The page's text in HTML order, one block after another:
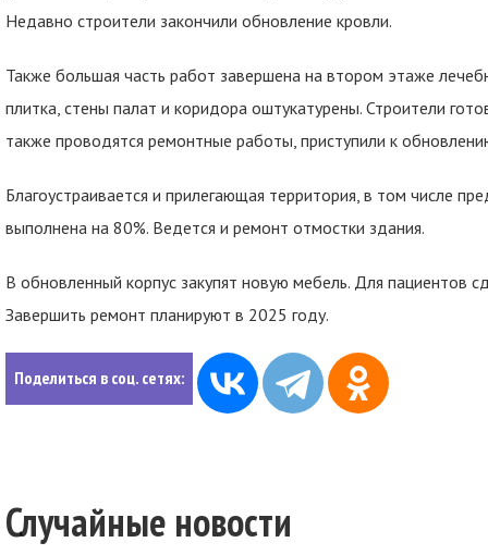
Недавно строители закончили обновление кровли.
Также большая часть работ завершена на втором этаже
плитка, стены палат и коридора оштукатурены. Строители
также проводятся ремонтные работы, приступили к
Благоустраивается и прилегающая территория, в том числе
выполнена на 80%. Ведется и ремонт отмостки здания.
В обновленный корпус закупят новую мебель. Для пациентов
Завершить ремонт планируют в 2025 году.
Поделиться в соц. сетях:
Случайные новости